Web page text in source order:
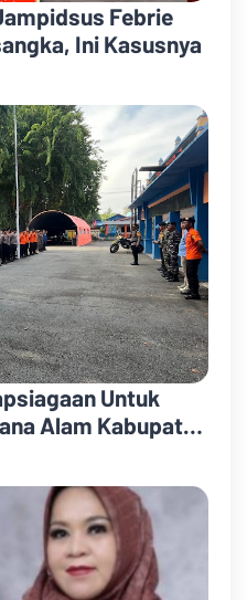
Febrie
Ini Kasusnya
Untuk
Alam Kabupaten